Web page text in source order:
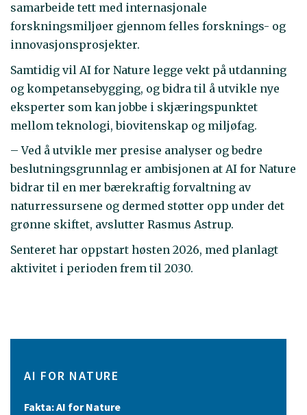
samarbeide tett med internasjonale
forskningsmiljøer gjennom felles forsknings- og
innovasjonsprosjekter.
Samtidig vil AI for Nature legge vekt på utdanning
og kompetansebygging, og bidra til å utvikle nye
eksperter som kan jobbe i skjæringspunktet
mellom teknologi, biovitenskap og miljøfag.
– Ved å utvikle mer presise analyser og bedre
beslutningsgrunnlag er ambisjonen at AI for Nature
bidrar til en mer bærekraftig forvaltning av
naturressursene og dermed støtter opp under det
grønne skiftet, avslutter Rasmus Astrup.
Senteret har oppstart høsten 2026, med planlagt
aktivitet i perioden frem til 2030.
AI FOR NATURE
Fakta: AI for Nature